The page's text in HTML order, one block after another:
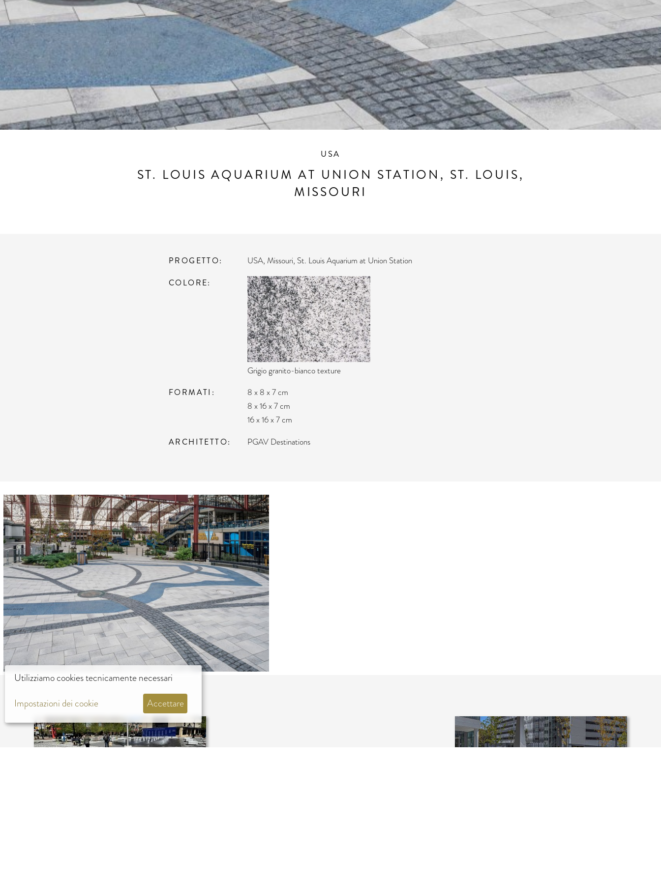
USA
ST. LOUIS AQUARIUM AT UNION STATION, ST. LOUIS,
MISSOURI
PROGETTO
USA, Missouri, St. Louis Aquarium at Union Station
COLORE
Grigio granito-bianco texture
FORMATI
8 x 8 x 7 cm
8 x 16 x 7 cm
16 x 16 x 7 cm
ARCHITETTO
PGAV Destinations
Utilizziamo cookies tecnicamente necessari
Impostazioni dei cookie
Accettare